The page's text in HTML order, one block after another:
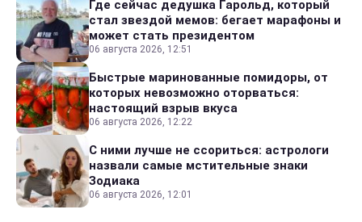
Где сейчас дедушка Гарольд, который
стал звездой мемов: бегает марафоны и
может стать президентом
06 августа 2026, 12:51
Быстрые маринованные помидоры, от
которых невозможно оторваться:
настоящий взрыв вкуса
06 августа 2026, 12:22
С ними лучше не ссориться: астрологи
назвали самые мстительные знаки
Зодиака
06 августа 2026, 12:01